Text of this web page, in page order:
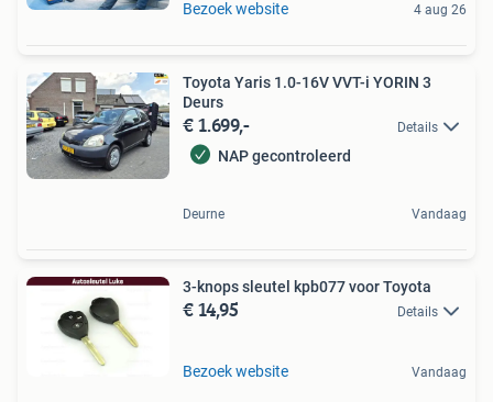
Bezoek website 4 aug 26
Toyota Yaris 1.0-16V VVT-i YORIN 3
Deurs
€ 1.699,- Details
NAP gecontroleerd
Deurne Vandaag
3-knops sleutel kpb077 voor Toyota
€ 14,95 Details
Bezoek website Vandaag